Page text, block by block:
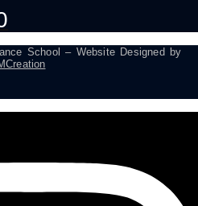
School – Website Designed by